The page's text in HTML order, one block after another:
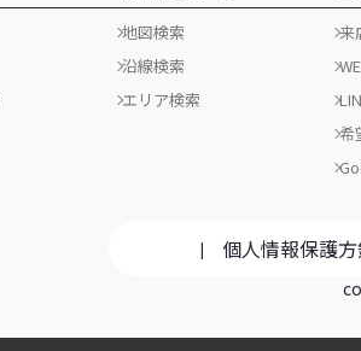
地図検索
沿線検索
エリア検索
来
希
個人情報保護